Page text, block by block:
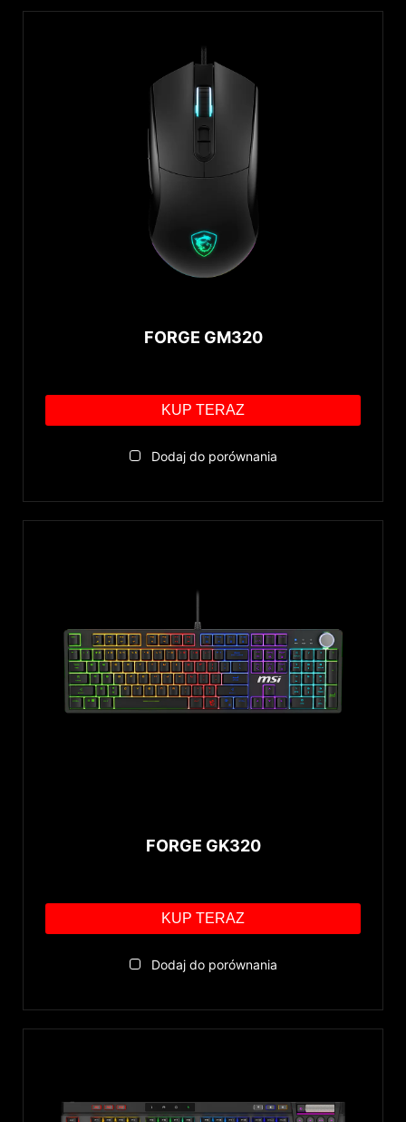
FORGE GM320
KUP TERAZ
Dodaj do porównania
FORGE GK320
KUP TERAZ
Dodaj do porównania